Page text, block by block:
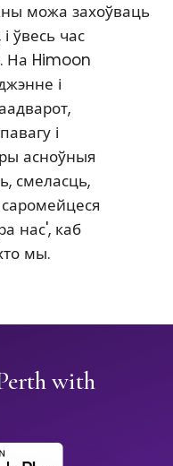
можа захоўваць
ўвесь час
На Himoon
і
і
асноўныя
смеласць,
нас', каб
мы.
with